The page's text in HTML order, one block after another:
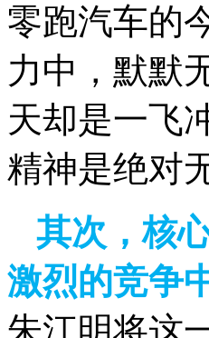
零跑汽车的
力中，默默
天却是一飞
精神是绝对
其次，核
激烈的竞争
朱江明将这